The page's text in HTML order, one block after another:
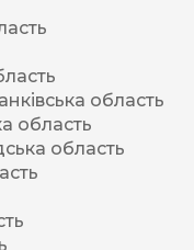
область
область
область